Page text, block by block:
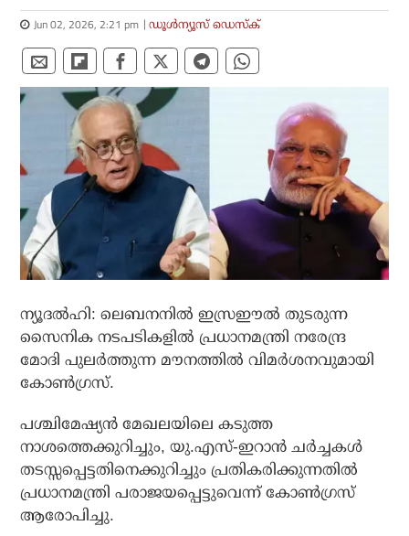
Jun 02, 2026, 2:21 pm ഡൂള്‍ന്യൂസ് ഡെസ്‌ക്
ന്യൂദല്‍ഹി: ലെബനനില്‍ ഇസ്രഈല്‍ തുടരുന്ന
സൈനിക നടപടികളില്‍ പ്രധാനമന്ത്രി നരേന്ദ്ര
മോദി പുലര്‍ത്തുന്ന മൗനത്തില്‍ വിമര്‍ശനവുമായി
കോണ്‍ഗ്രസ്.
പശ്ചിമേഷ്യന്‍ മേഖലയിലെ കടുത്ത
നാശത്തെക്കുറിച്ചും, യു.എസ്-ഇറാന്‍ ചര്‍ച്ചകള്‍
തടസ്സപ്പെട്ടതിനെക്കുറിച്ചും പ്രതികരിക്കുന്നതില്‍
പ്രധാനമന്ത്രി പരാജയപ്പെട്ടുവെന്ന് കോണ്‍ഗ്രസ്
ആരോപിച്ചു.